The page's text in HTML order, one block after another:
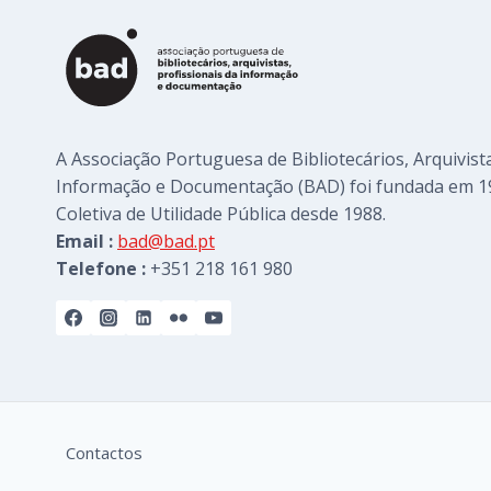
A Associação Portuguesa de Bibliotecários,
Informação e Documentação (BAD) foi fundada em
Coletiva de Utilidade Pública desde 1988.
Email : bad@bad.pt
Telefone : +351 218 161 980
Contactos